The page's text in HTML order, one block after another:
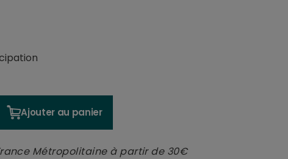
Ajouter au panier
Métropolitaine à partir de 30€